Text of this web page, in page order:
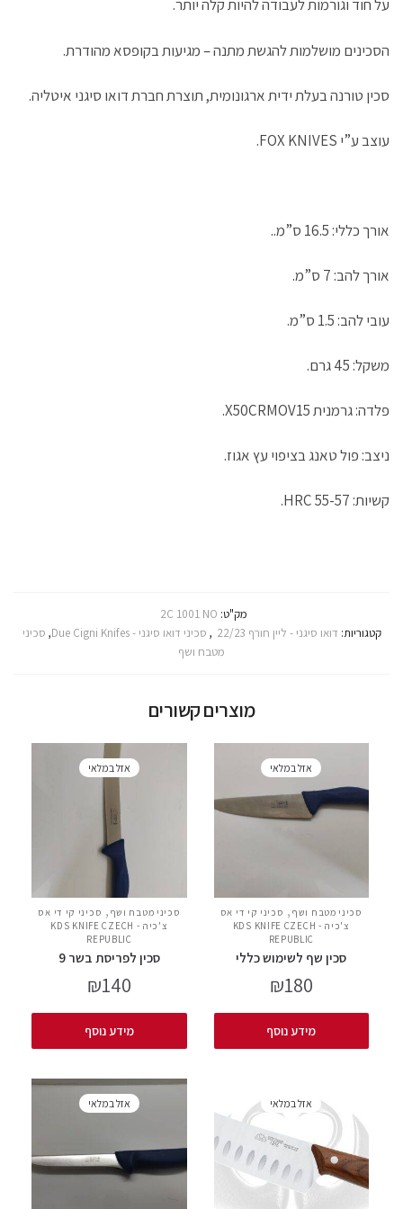
ח
ח
ד
ב
ן
ח
ת
ל
ו
ש
ת
ל
ו
ש
)
ד
על חוד וגורמות לעבודה להיות קלה יותר.
הסכינים מושלמות להגשת מתנה – מגיעות בקופסא מהודרת.
סכין טורנה בעלת ידית ארגונומית, תוצרת חברת דואו סיגני איטליה.
עוצב ע”י FOX KNIVES.
אורך כללי: 16.5 ס”מ..
אורך להב: 7 ס”מ.
עובי להב: 1.5 ס”מ.
משקל: 45 גרם.
פלדה: גרמנית X50CRMOV15.
ניצב: פול טאנג בציפוי עץ אגוז.
קשיות: 55-57 HRC.
מק"ט: 2C 1001 NO
קטגוריות: דואו סיגני - ליין חורף 22/23 , סכיני דואו סיגני - Due Cigni Knifes , סכיני
מטבח ושף
מוצרים קשורים
אזל במלאי
סכיני מטבח ושף , סכיני קי די אס
צ'כיה - KDS KNIFE CZECH
REPUBLIC
סכין שף לשימוש כללי
₪180
מידע נוסף
אזל במלאי
סכיני מטבח ושף , סכיני קי די אס
צ'כיה - KDS KNIFE CZECH
REPUBLIC
סכין לפריסת בשר 9
₪140
מידע נוסף
אזל במלאי אזל במלאי